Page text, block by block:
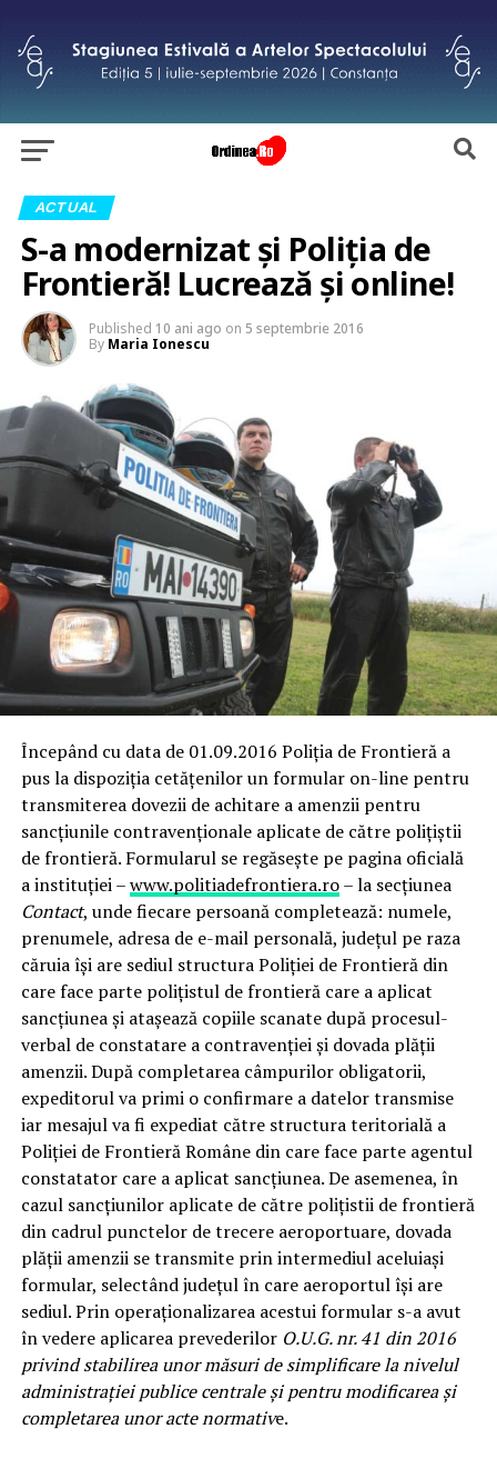
ACTUAL
S-a modernizat și Poliția de
Frontieră! Lucrează și online!
Published 10 ani ago on 5 septembrie 2016
By Maria Ionescu
Începând cu data de 01.09.2016 Poliția de Frontieră a
pus la dispoziția cetățenilor un formular on-line pentru
transmiterea dovezii de achitare a amenzii pentru
sancțiunile contravenționale aplicate de către polițiștii
de frontieră. Formularul se regăsește pe pagina oficială
a instituției –www.politiadefrontiera.ro– la secțiunea
Contact, unde fiecare persoană completează: numele,
prenumele, adresa de e-mail personală, județul pe raza
căruia își are sediul structura Poliției de Frontieră din
care face parte polițistul de frontieră care a aplicat
sancțiunea și atașează copiile scanate după procesul-
verbal de constatare a contravenției și dovada plății
amenzii. După completarea câmpurilor obligatorii,
expeditorul va primi o confirmare a datelor transmise
iar mesajul va fi expediat către structura teritorială a
Poliției de Frontieră Române din care face parte agentul
constatator care a aplicat sancțiunea. De asemenea, în
cazul sancțiunilor aplicate de către polițistii de frontieră
din cadrul punctelor de trecere aeroportuare, dovada
plății amenzii se transmite prin intermediul aceluiași
formular, selectând județul în care aeroportul își are
sediul. Prin operaționalizarea acestui formular s-a avut
în vedere aplicarea prevederilor O.U.G. nr. 41 din 2016
privind stabilirea unor măsuri de simplificare la nivelul
administrației publice centrale și pentru modificarea și
completarea unor acte normative.